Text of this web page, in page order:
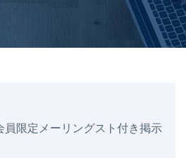
限定メーリングスト付き掲示